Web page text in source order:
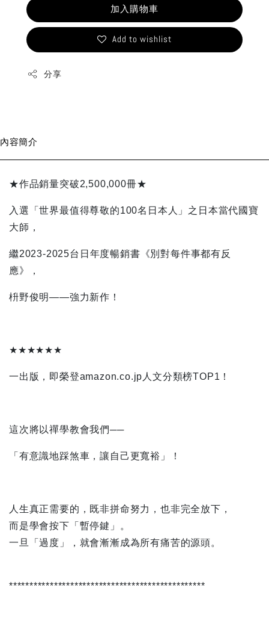
加入購物車
Add to wishlist
分享
內容簡介
★作品銷量突破2,500,000冊★
入選「世界最值得尊敬的100名日本人」之日本當代國寶
大師，
繼2023-2025台日年度暢銷書《別對每件事都有反
應》，
枡野俊明——強力新作！
★★★★★★
一出版，即榮登amazon.co.jp人文分類榜TOP1！
這次將以禪學教會我們──
「有意識地踩煞車，讓自己更寬裕」！
人生真正需要的，既非拼命努力，也非完全放下，
而是學會按下「暫停鍵」。
一旦「過度」，就會漸漸成為所有痛苦的源頭。
************************************************